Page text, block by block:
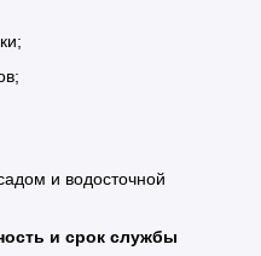
и водосточной
и срок службы